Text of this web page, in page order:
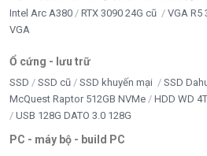
Hướng dẫn sử dụng
14 5440 (cơ bản)
Bước 1: Khởi động lần đầu
Cắm sạc chính hãng đi kèm
Nhấn nút nguồn và chờ máy khởi
Intel Arc A380
RTX 3090 24G cũ VGA R5
VGA
Ổ cứng - lưu trữ
SSD SSD cũ SSD khuyến mại SSD
McQuest Raptor 512GB NVMe
HDD WD
USB 128G DATO 3.0 128G
PC - máy bộ - build PC